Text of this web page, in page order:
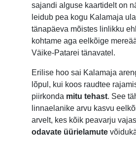
sajandi alguse kaartidelt on
leidub pea kogu Kalamaja
tänapäeva mõistes linlikku
kohtame aga eelkõige
Väike-Patarei tänavatel.
Erilise hoo sai Kalamaja
lõpul, kui koos raudtee
piirkonda mitu tehast. See
linnaelanike arvu kasvu
arvelt, kes kõik peavarju
odavate üürielamute